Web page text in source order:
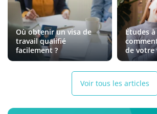
Où obtenir un visa de
travail qualifié
facilement ?
Études
de votre
Voir tous les articles